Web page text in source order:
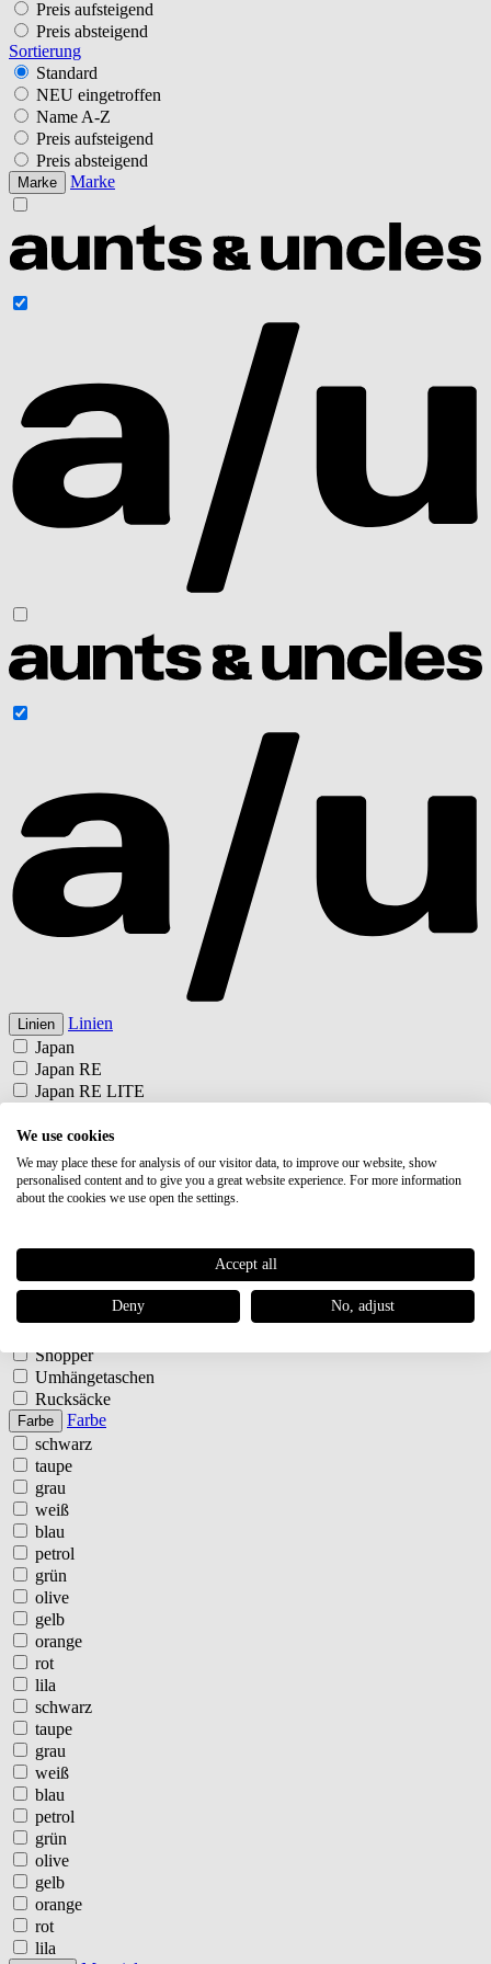
Preis aufsteigend
Preis absteigend
Sortierung
Standard
NEU eingetroffen
Name A-Z
Preis aufsteigend
Preis absteigend
Marke Marke
Linien
Linien
Japan
Japan RE
Japan RE LITE
Japan RE
Japan RE LITE
Typ
Typ
Rolltop Rucksack
Shopper
Rucksäcke
Rolltop Rucksack
Shopper
Umhängetaschen
Rucksäcke
Farbe
Farbe
schwarz
taupe
grau
weiß
blau
petrol
grün
olive
gelb
orange
rot
lila
schwarz
taupe
grau
weiß
blau
petrol
grün
olive
gelb
orange
rot
lila
We use cookies
We may place these for analysis of our visitor data, to improve our website, show
personalised content and to give you a great website experience. For more information
about the cookies we use open the settings.
Accept all
Deny No, adjust